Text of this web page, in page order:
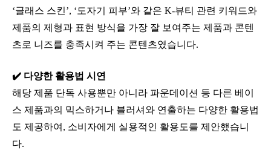
‘글래스 스킨’, ‘도자기 피부’와 같은 K-뷰티 관련 키워드와
제품의 제형과 표현 방식을 가장 잘 보여주는 제품과 콘텐
츠로 니즈를 충족시켜 주는 콘텐츠였습니다.
✔️ 다양한 활용법 시연
해당 제품 단독 사용뿐만 아니라 파운데이션 등 다른 베이
스 제품과의 믹스하거나 블러셔와 연출하는 다양한 활용법
도 제공하여, 소비자에게 실용적인 활용도를 제안했습니
다.